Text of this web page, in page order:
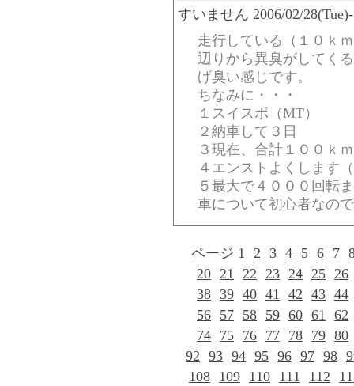
すいません 2006/02/
走行している（１０ｋ
辺りから異臭がしてく
げ臭い感じです。
ちなみに・・・
１スイスポ（MT）
２納車して３日
３現在、合計１００ｋｍ
４エンストよくします
５最大で４０００回転
車について初心者なの
ページ 1 2 3 4 5 6 7
20 21 22 23 24 25 26
38 39 40 41 42 43 44
56 57 58 59 60 61 62
74 75 76 77 78 79 80
92 93 94 95 96 97 98
108 109 110 111 112